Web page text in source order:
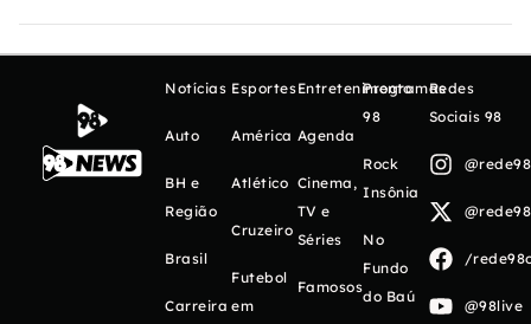
Notícias
Auto
BH e
Região
Brasil
Carreira
Esportes
América
Atlético
Cruzeiro
Futebol
em
Entretenimento
Agenda
Cinema,
TV e
Séries
Famosos
Programas
98
Rock
Insônia
No
Fundo
do Baú
Redes
Sociais 98
/
@98live